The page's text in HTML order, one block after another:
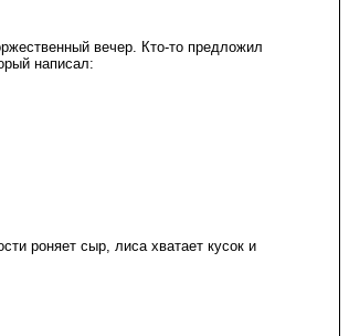
вечер. Кто-то предложил
написал:
роняет сыр, лиса хватает кусок и